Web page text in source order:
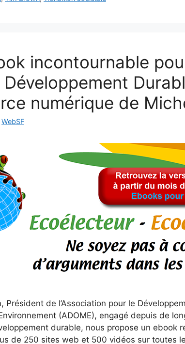
incontournable
numérique de
WebSF
Président de l’Association pour le
(ADOME), engagé depuis de
durable, nous propose un ebook
de 250 sites web et 500 vidéos sur toutes